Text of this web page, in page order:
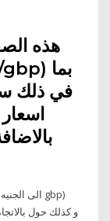
هذه
في ذلك